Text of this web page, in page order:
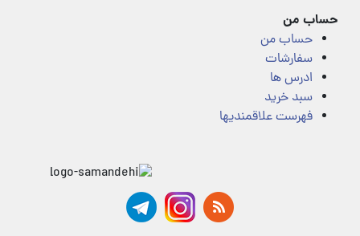
حساب من
حساب من
سفارشات
ادرس ها
سبد خرید
فهرست علاقمندیها